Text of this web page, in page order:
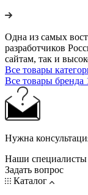
Одна из самых
разработчиков
сайтам, так и
Все товары
Все товары бренда
Нужна
Наши специалисты
Задать вопрос
Каталог